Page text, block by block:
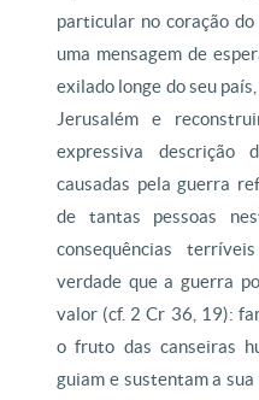
particular no coração do
uma mensagem de
exilado longe do seu
Jerusalém e
expressiva
causadas pela guerra
de tantas pessoas
consequências
verdade que a guerra
valor (cf. 2 Cr 36, 19):
o fruto das canseiras
guiam e sustentam a